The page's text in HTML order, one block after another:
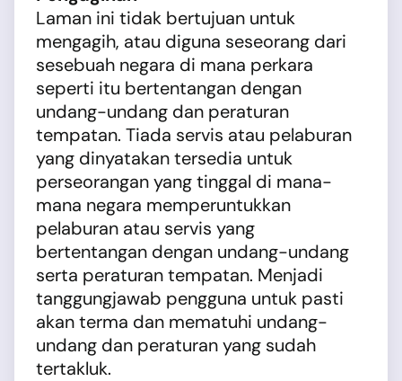
Laman ini tidak bertujuan untuk
mengagih, atau diguna seseorang dari
sesebuah negara di mana perkara
seperti itu bertentangan dengan
undang-undang dan peraturan
tempatan. Tiada servis atau pelaburan
yang dinyatakan tersedia untuk
perseorangan yang tinggal di mana-
mana negara memperuntukkan
pelaburan atau servis yang
bertentangan dengan undang-undang
serta peraturan tempatan. Menjadi
tanggungjawab pengguna untuk pasti
akan terma dan mematuhi undang-
undang dan peraturan yang sudah
tertakluk.